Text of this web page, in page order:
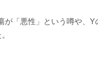
「悪性」という噂や、Y